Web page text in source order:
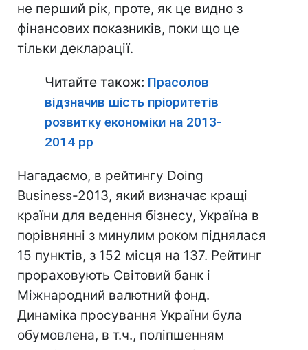
не перший рік, проте, як це видно з
фінансових показників, поки що це
тільки декларації.
Читайте також: Прасолов
відзначив шість пріоритетів
розвитку економіки на 2013-
2014 рр
Нагадаємо, в рейтингу Doing
Business-2013, який визначає кращі
країни для ведення бізнесу, Україна в
порівнянні з минулим роком піднялася
15 пунктів, з 152 місця на 137. Рейтинг
прораховують Світовий банк і
Міжнародний валютний фонд.
Динаміка просування України була
обумовлена, в т.ч., поліпшенням